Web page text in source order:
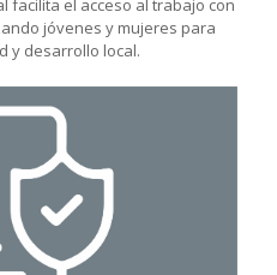
jóvenes y mujeres para
y desarrollo local.